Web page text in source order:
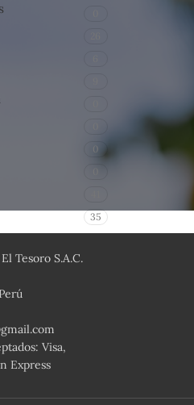
0
35
Tesoro S.A.C.
Visa,
Express